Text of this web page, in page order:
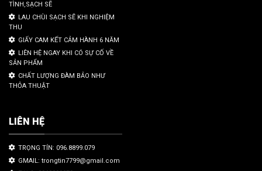
TÌNH,SẠCH SẼ
LAU CHÙI SẠCH SẼ KHI NGHIỆM
THU
GIẤY CAM KẾT CẢM HÀNH 6 NĂM
LIÊN HỆ NGAY KHI CÓ SỰ CỐ VỀ
SẢN PHẨM
CHẤT LƯỢNG ĐÀM BẢO NHƯ
THỎA THUẬT
LIÊN HỆ
TRỌNG TÍN: 096.8899.079
GMAIL: trongtin7799@gmail.com